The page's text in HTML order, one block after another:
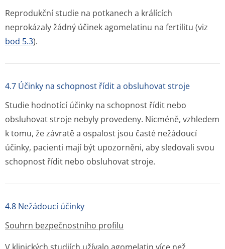
Reprodukční studie na potkanech a králících
neprokázaly žádný účinek agomelatinu na fertilitu (viz
bod 5.3).
4.7 Účinky na schopnost řídit a obsluhovat stroje
Studie hodnotící účinky na schopnost řídit nebo
obsluhovat stroje nebyly provedeny. Nicméně, vzhledem
k tomu, že závratě a ospalost jsou časté nežádoucí
účinky, pacienti mají být upozorněni, aby sledovali svou
schopnost řídit nebo obsluhovat stroje.
4.8 Nežádoucí účinky
Souhrn bezpečnostního profilu